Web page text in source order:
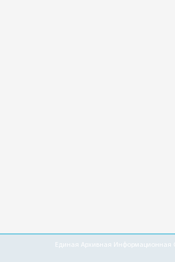
Единая Архивная Информационная